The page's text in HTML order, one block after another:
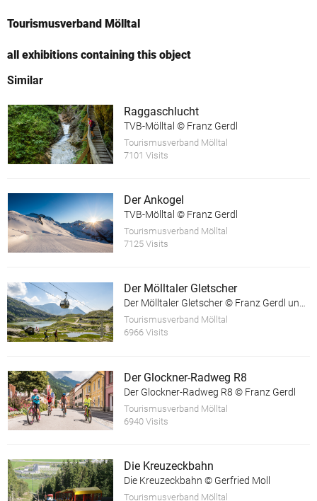
Tourismusverband Mölltal
all exhibitions containing this object
Similar
Raggaschlucht
TVB-Mölltal © Franz Gerdl
Tourismusverband Mölltal
7101 Visits
Der Ankogel
TVB-Mölltal © Franz Gerdl
Tourismusverband Mölltal
7125 Visits
Der Mölltaler Gletscher
Der Mölltaler Gletscher © Franz Gerdl und © Andi Frank
Tourismusverband Mölltal
6966 Visits
Der Glockner-Radweg R8
Der Glockner-Radweg R8 © Franz Gerdl
Tourismusverband Mölltal
6940 Visits
Die Kreuzeckbahn
Die Kreuzeckbahn © Gerfried Moll
Tourismusverband Mölltal